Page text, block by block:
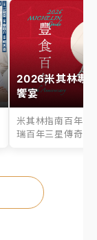
2026米其林專
饗宴
米其林指南百年之
瑞百年三星傳奇、